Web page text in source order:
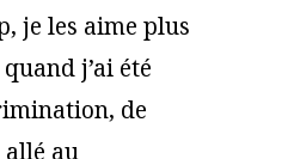
je les aime plus
j’ai été
de
allé au